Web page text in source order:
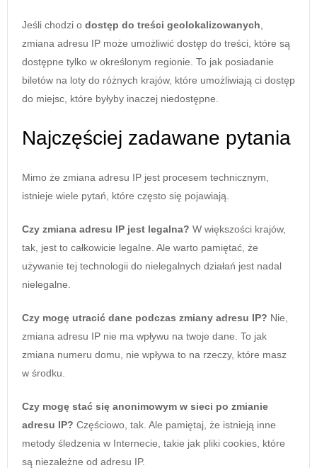
Jeśli chodzi o dostęp do treści geolokalizowanych
zmiana adresu IP może umożliwić dostęp do treści, które są
dostępne tylko w określonym regionie. To jak posiadanie
biletów na loty do różnych krajów, które umożliwiają ci dostęp
do miejsc, które byłyby inaczej niedostępne.
Najczęściej zadawane pytania
Mimo że zmiana adresu IP jest procesem technicznym,
istnieje wiele pytań, które często się pojawiają.
Czy zmiana adresu IP jest legalna? W większości krajów,
tak, jest to całkowicie legalne. Ale warto pamiętać, że
używanie tej technologii do nielegalnych działań jest nadal
nielegalne.
Czy mogę utracić dane podczas zmiany adresu IP? Nie,
zmiana adresu IP nie ma wpływu na twoje dane. To jak
zmiana numeru domu, nie wpływa to na rzeczy, które masz
w środku.
Czy mogę stać się anonimowym w sieci po zmianie
adresu IP? Częściowo, tak. Ale pamiętaj, że istnieją inne
metody śledzenia w Internecie, takie jak pliki cookies, które
są niezależne od adresu IP.